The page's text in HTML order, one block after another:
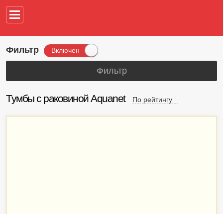
Фильтр Включен
Фильтр
Тумбы с раковиной Aquanet По рейтингу